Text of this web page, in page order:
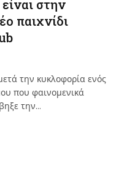
στην
παιχνίδι
την κυκλοφορία ενός
που φαινομενικά
την…